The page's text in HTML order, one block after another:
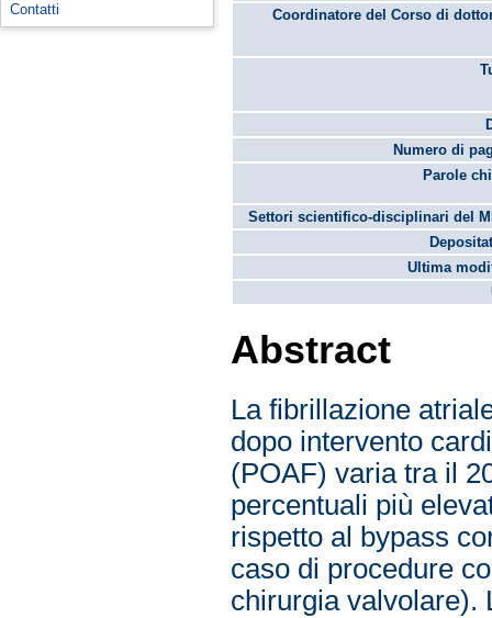
Contatti
Coordinatore del Corso di
Numero di
Parole
Settori scientifico-disciplinari del
Ultima
Abstract
La fibrillazione
dopo intervento
(POAF) varia tra il
percentuali più
rispetto al bypass
caso di procedure
chirurgia valvolare).